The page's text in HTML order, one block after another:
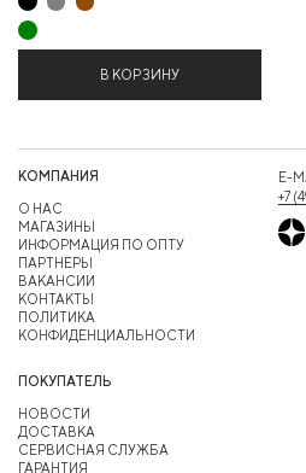
В КОРЗИНУ
КОМПАНИЯ
О НАС
МАГАЗИНЫ
ИНФОРМАЦИЯ ПО ОПТУ
ПАРТНЕРЫ
ВАКАНСИИ
КОНТАКТЫ
ПОЛИТИКА
КОНФИДЕНЦИАЛЬНОСТИ
ПОКУПАТЕЛЬ
НОВОСТИ
ДОСТАВКА
СЕРВИСНАЯ СЛУЖБА
ГАРАНТИЯ
E-
+7